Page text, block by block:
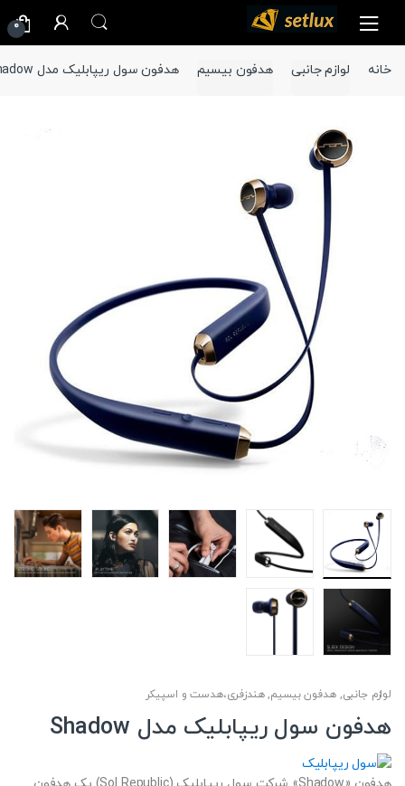
navigation
content
0
خانه لوازم جانبی هدفون بیسیم هدفون سول ریپابلیک مدل Shadow
لوازم جانبی,هدفون بیسیم,هندزفری،هدست و اسپیکر
هدفون سول ریپابلیک مدل Shadow